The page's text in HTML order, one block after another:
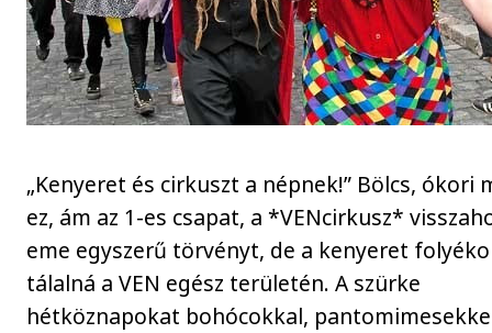
„Kenyeret és cirkuszt a népnek!” Bölcs, ókori
ez, ám az 1-es csapat, a *VENcirkusz*
eme egyszerű törvényt, de a kenyeret
tálalná a VEN egész területén. A szürke
hétköznapokat bohócokkal,